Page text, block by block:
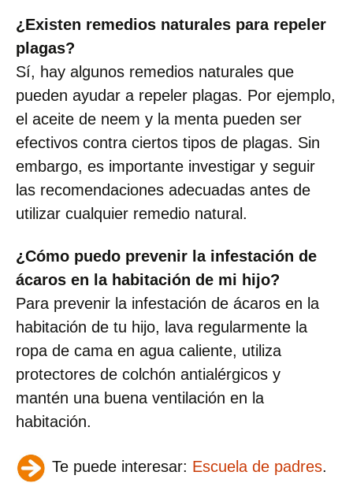
¿Existen remedios naturales para repeler
plagas?
Sí, hay algunos remedios naturales que
pueden ayudar a repeler plagas. Por ejemplo,
el aceite de neem y la menta pueden ser
efectivos contra ciertos tipos de plagas. Sin
embargo, es importante investigar y seguir
las recomendaciones adecuadas antes de
utilizar cualquier remedio natural.
¿Cómo puedo prevenir la infestación de
ácaros en la habitación de mi hijo?
Para prevenir la infestación de ácaros en la
habitación de tu hijo, lava regularmente la
ropa de cama en agua caliente, utiliza
protectores de colchón antialérgicos y
mantén una buena ventilación en la
habitación.
Te puede interesar: Escuela de padres.